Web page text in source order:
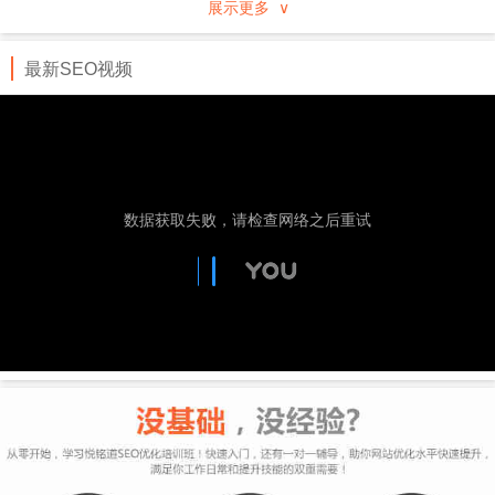
行业、地域分类的企事业黄页，通过专业服务及先进
展示更多 ∨
最新SEO视频